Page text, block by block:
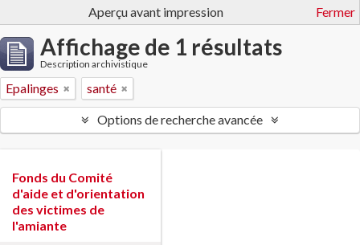
Aperçu avant impression Fermer
Affichage de 1 résultats
Description archivistique
Epalinges santé
Options de recherche avancée
Fonds du Comité
d'aide et d'orientation
des victimes de
l'amiante